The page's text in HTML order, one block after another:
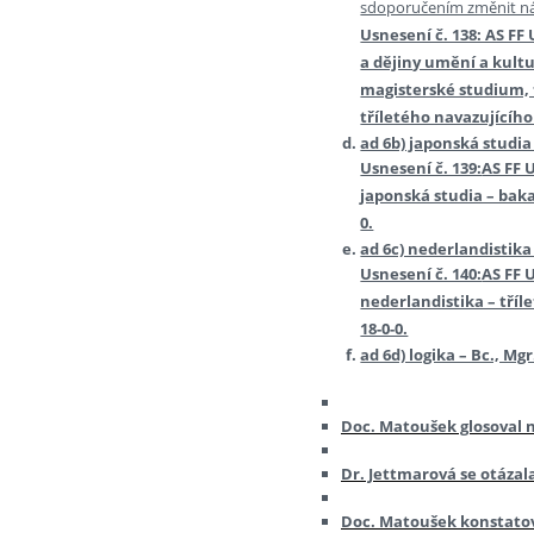
sdoporučením změnit
Usnesení č. 138: AS
a dějiny umění a
magisterské
tříletého navazujícího
ad 6b) japonská
Usnesení č. 139:AS
japonská studia –
0.
ad 6c) nederlandistika
Usnesení č. 140:AS
nederlandistika –
18-0-0.
ad 6d) logika – Bc.,
Doc. Matoušek glosoval
Dr. Jettmarová se
Doc. Matoušek